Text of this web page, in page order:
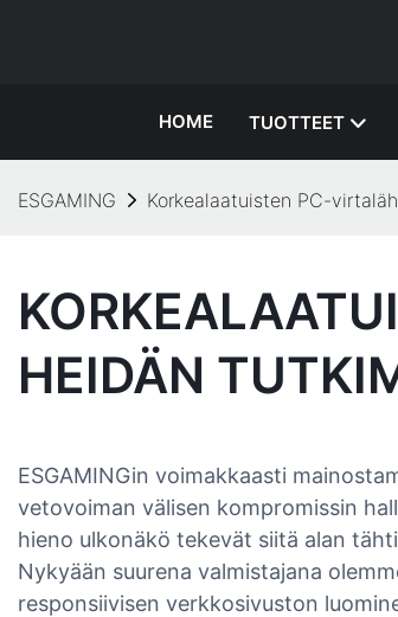
HOME TUOTTEET
ESGAMING Korkealaatuisten PC-
HEIDÄN
ESGAMINGin voimakkaasti
vetovoiman välisen kompromissin
hieno ulkonäkö tekevät siitä alan
Nykyään suurena valmistajana
responsiivisen verkkosivuston